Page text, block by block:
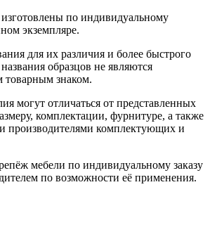
по индивидуальному
экземпляре.
для их различия и более быстрого
образцов не являются
товарным знаком.
могут отличаться от представленных
комплектации, фурнитуре, а также
производителями комплектующих и
мебели по индивидуальному заказу
по возможности её применения.